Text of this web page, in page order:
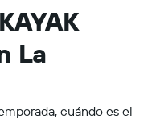
La
cuándo es el